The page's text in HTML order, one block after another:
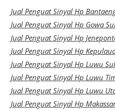
Jual Penguat Sinyal Hp
Jual Penguat Sinyal Hp Gowa
Jual Penguat Sinyal Hp
Jual Penguat Sinyal Hp
Jual Penguat Sinyal Hp Luwu
Jual Penguat Sinyal Hp Luwu
Jual Penguat Sinyal Hp Luwu
Jual Penguat Sinyal Hp